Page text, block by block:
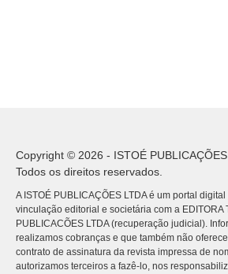
Copyright © 2026 - ISTOÉ
Todos os direitos reservados.
A ISTOÉ PUBLICAÇÕES LTDA é um portal
vinculação editorial e societária com a EDITORA
PUBLICACÕES LTDA (recuperação judicial).
realizamos cobranças e que também não
contrato de assinatura da revista impressa de
autorizamos terceiros a fazê-lo, nos